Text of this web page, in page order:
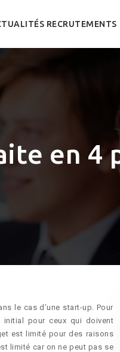
RECRUTEMENTS
en 4
le cas d’une start-up. Pour
pour ceux qui doivent
est limité pour des raisons
limité car on ne peut pas se